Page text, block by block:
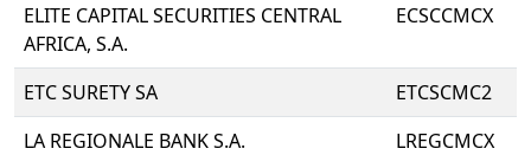
ELITE CAPITAL SECURITIES CENTRAL
AFRICA, S.A.
ECSCCMCX
ETC SURETY SA
ETCSCMC2
LA REGIONALE BANK S.A.
LREGCMCX